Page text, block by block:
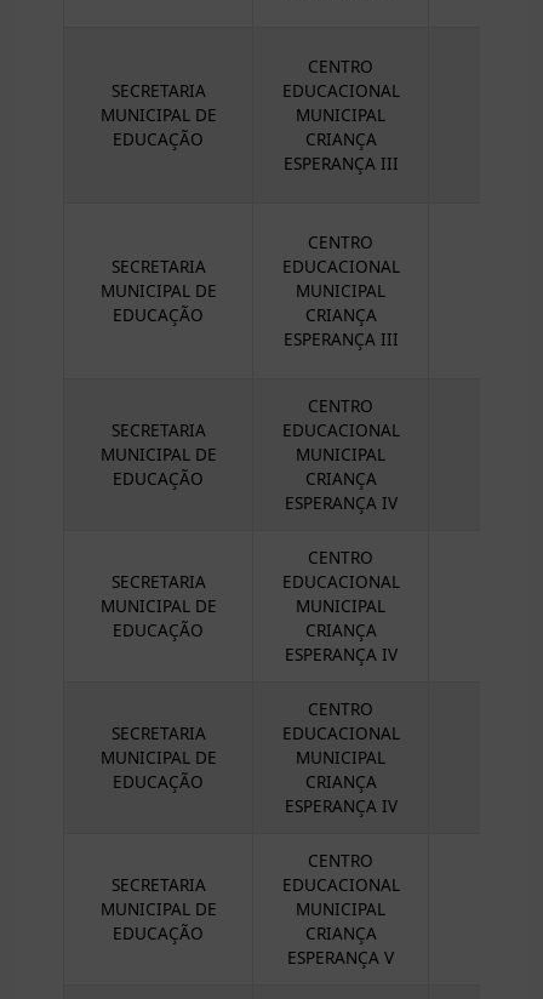
SECRETARIA
MUNICIPAL DE
EDUCAÇÃO
CENTRO
EDUCACIONAL
MUNICIPAL
CRIANÇA
ESPERANÇA III
SECRETARIA
MUNICIPAL DE
EDUCAÇÃO
CENTRO
EDUCACIONAL
MUNICIPAL
CRIANÇA
ESPERANÇA III
SECRETARIA
MUNICIPAL DE
EDUCAÇÃO
CENTRO
EDUCACIONAL
MUNICIPAL
CRIANÇA
ESPERANÇA IV
SECRETARIA
MUNICIPAL DE
EDUCAÇÃO
CENTRO
EDUCACIONAL
MUNICIPAL
CRIANÇA
ESPERANÇA IV
SECRETARIA
MUNICIPAL DE
EDUCAÇÃO
CENTRO
EDUCACIONAL
MUNICIPAL
CRIANÇA
ESPERANÇA IV
SECRETARIA
MUNICIPAL DE
EDUCAÇÃO
CENTRO
EDUCACIONAL
MUNICIPAL
CRIANÇA
ESPERANÇA V